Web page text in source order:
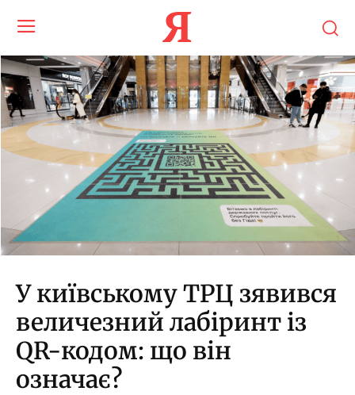
Я
У київському ТРЦ зявився
величезний лабіринт із
QR-кодом: що він
означає?